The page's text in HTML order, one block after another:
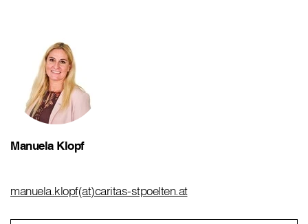
Manuela Klopf
manuela.klopf(at)caritas-stpoelten.at